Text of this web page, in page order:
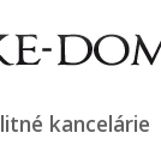
kancelárie